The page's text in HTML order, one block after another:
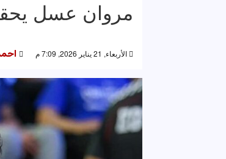
مروان عسل
الأربعاء, 21 يناير 2026, 7:09 م